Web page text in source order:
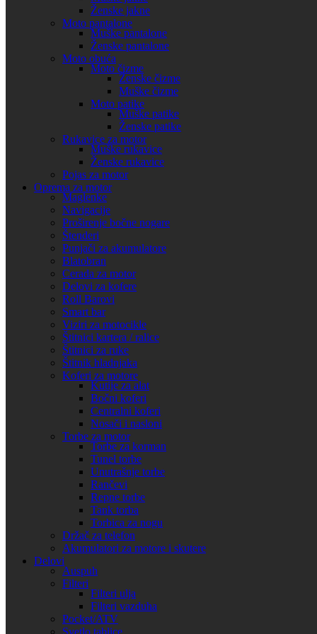
Ženske jakne
Moto pantalone
Muške pantalone
Ženske pantalone
Moto obuća
Moto čizme
Ženske čizme
Muške čizme
Moto patike
Muške patike
Ženske patike
Rukavice za motor
Muške rukavice
Ženske rukavice
Pojas za motor
Oprema za motor
Maglenke
Navigacije
Proširenje bočne nogare
Štenderi
Punjači za akumulatore
Blatobran
Cerada za motor
Delovi za kofere
Roll Barovi
Smart bar
Viziri za motocikle
Štitnici kartera / ralice
Štitnici za ruke
Štitnik hladnjaka
Koferi za motore
Kutije za alat
Bočni koferi
Centralni koferi
Nosači i nasloni
Torbe za motor
Torbe za korman
Tunel torbe
Unutrašnje torbe
Rančevi
Repne torbe
Tank torba
Torbica za nogu
Držač za telefon
Akumulatori za motore i skutere
Delovi
Auspuh
Filteri
Filteri ulja
Filteri vazduha
Pocket/ATV
Svetlo tablice
Dodaj u listu želja
Dodaj u korpu
GIVI 1152FZ Nosač centralnog kofera Honda CB
500 F (16-18)
RSD
Brzi pregled
Dodaj u listu želja
Dodaj u korpu
GIVI 1111FZ Nosač centralnog kofera Honda NC
700 / 750 X (12-15)
RSD
Dodaj u listu želja
Dodaj u korpu
Nosači bočnih kofera X-LAND Benelli TRK 502 X
Brzi pregled
Dodaj u listu želja
Nosači bočnih kofera X-LAND BMW R 1200/1250
19.050,00RSD
Brzi pregled
Dodaj u listu želja